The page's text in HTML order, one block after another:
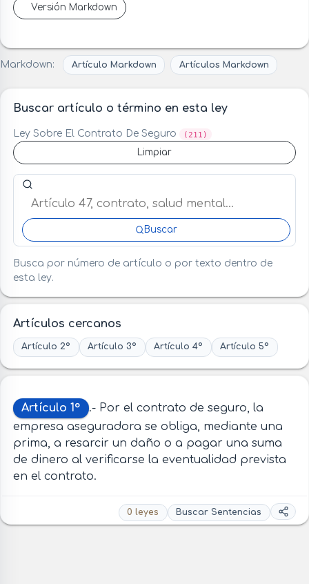
Versión Markdown
Markdown: Artículo Markdown Artículos Markdown
Buscar artículo o término en esta ley
Ley Sobre El Contrato De Seguro (211)
Limpiar
Buscar artículo o término en esta ley
Buscar
Busca por número de artículo o por texto dentro de
esta ley.
Artículos cercanos
Artículo 2° Artículo 3° Artículo 4° Artículo 5°
Artículo 1°
.- Por el contrato de seguro, la
empresa aseguradora se obliga, mediante una
prima, a resarcir un daño o a pagar una suma
de dinero al verificarse la eventualidad prevista
en el contrato.
0 leyes Buscar Sentencias